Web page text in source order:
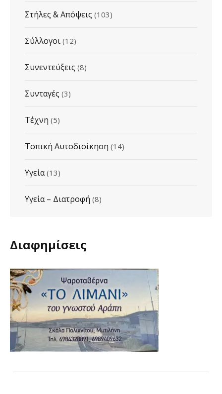
Στήλες & Απόψεις (103)
Σύλλογοι (12)
Συνεντεύξεις (8)
Συνταγές (3)
Τέχνη (5)
Τοπική Αυτοδιοίκηση (14)
Υγεία(13)
Υγεία – Διατροφή (8)
Διαφημίσεις